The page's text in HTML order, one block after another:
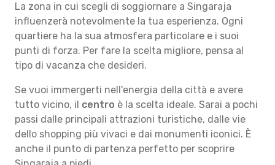
La zona in cui scegli di soggiornare a Singaraja
influenzerà notevolmente la tua esperienza. Ogni
quartiere ha la sua atmosfera particolare e i suoi
punti di forza. Per fare la scelta migliore, pensa al
tipo di vacanza che desideri.
Se vuoi immergerti nell'energia della città e avere
tutto vicino, il centro è la scelta ideale. Sarai a pochi
passi dalle principali attrazioni turistiche, dalle vie
dello shopping più vivaci e dai monumenti iconici. È
anche il punto di partenza perfetto per scoprire